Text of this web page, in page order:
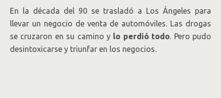
En la década del 90 se trasladó a Los Ángeles para
llevar un negocio de venta de automóviles. Las drogas
se cruzaron en su camino y lo perdió todo. Pero pudo
desintoxicarse y triunfar en los negocios.